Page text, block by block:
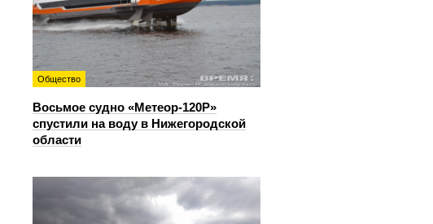
Общество
Восьмое судно «Метеор-120Р»
спустили на воду в Нижегородской
области